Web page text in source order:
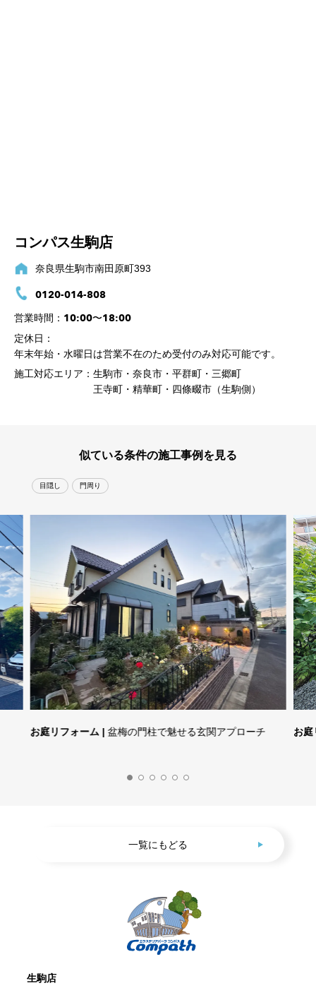
コンパス生駒店
奈良県生駒市南田原町393
0120-014-808
営業時間： 10:00〜18:00
定休日：
年末年始・水曜日は営業不在のため受付のみ対応可能です。
施工対応エリア： 生駒市・奈良市・平群町・三郷町
王寺町・精華町・四條畷市（生駒側）
似ている条件の施工事例を見る
目隠し 門周り
お庭リフォーム |盆梅の門柱で魅せる玄関アプローチ お
一覧にもどる
生駒店